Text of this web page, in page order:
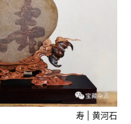
寿 | 黄河石